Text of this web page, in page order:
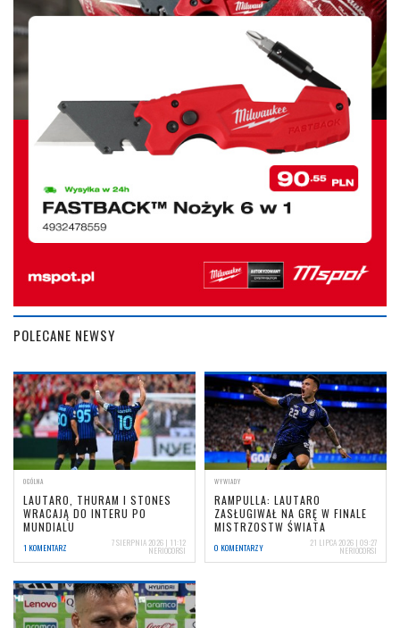
POLECANE NEWSY
OGÓLNA
LAUTARO, THURAM I STONES
WRACAJĄ DO INTERU PO
MUNDIALU
1 KOMENTARZ 7 SIERPNIA 2026 | 11:12
NERIOCORSI
WYWIADY
RAMPULLA: LAUTARO
ZASŁUGIWAŁ NA GRĘ W FINALE
MISTRZOSTW ŚWIATA
0 KOMENTARZY 21 LIPCA 2026 | 09:27
NERIOCORSI